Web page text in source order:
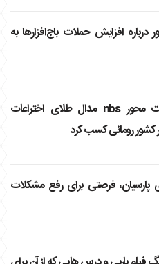
۵۰ کشور درباره افزایش حملات باج‌افزارها به
محصول سلامت محور nbs مدال طلای اختراعات
کشور رومانی کسب کرد
پارسیان، فرصتی برای رفع مشکلات